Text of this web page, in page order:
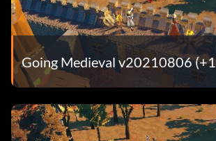
Going Medieval v20210806